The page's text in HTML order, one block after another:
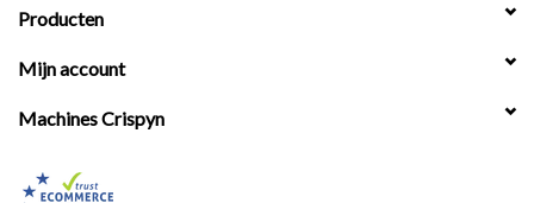
Producten
Mijn account
Machines Crispyn